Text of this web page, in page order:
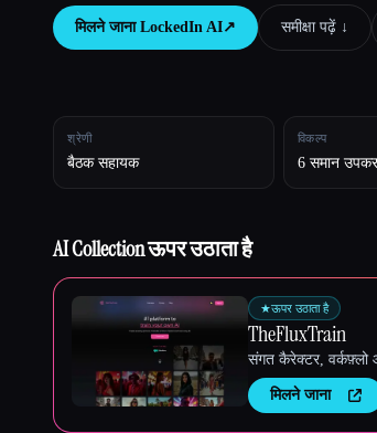
मिलने जाना LockedIn AI↗︎ समीक्षा पढ़ें ↓︎
श्रेणी
बैठक सहायक
विकल्प
6 समान
AI Collection ऊपर उठाता है
★ऊपर उठाता है
TheFluxTrain
संगत कैरेक्टर, वर्कफ़्लो
मिलने जाना